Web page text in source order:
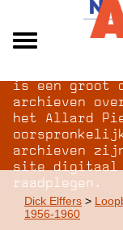
Over NAGO
Over WCI
Inloggen
is een groot
archieven
het Allard
archieven
site digitaal
raadplegen.
Dick Elffers >
1956-1960